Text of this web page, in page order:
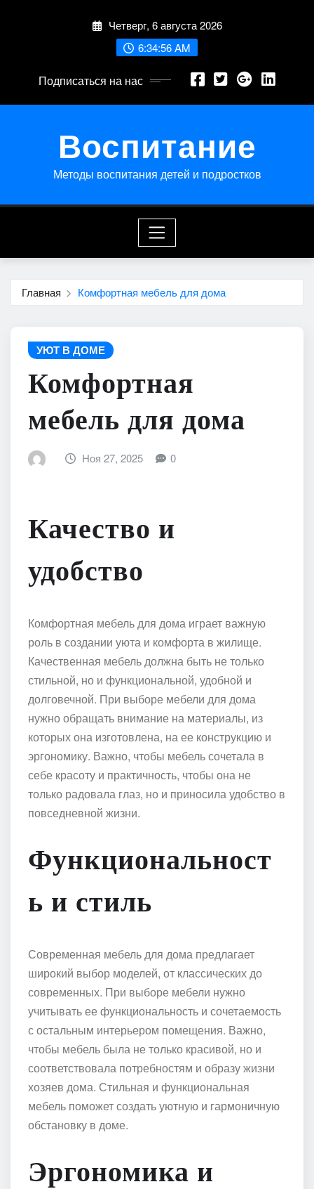
Четверг, 6 августа 2026
6:34:56 AM
Подписаться на нас
Воспитание
Методы воспитания детей и подростков
Главная Комфортная мебель для дома
УЮТ В ДОМЕ
Комфортная
мебель для дома
Ноя 27, 2025 0
Качество и
удобство
Комфортная мебель для дома играет важную
роль в создании уюта и комфорта в жилище.
Качественная мебель должна быть не только
стильной, но и функциональной, удобной и
долговечной. При выборе мебели для дома
нужно обращать внимание на материалы, из
которых она изготовлена, на ее конструкцию и
эргономику. Важно, чтобы мебель сочетала в
себе красоту и практичность, чтобы она не
только радовала глаз, но и приносила удобство в
повседневной жизни.
Функциональност
ь и стиль
Современная мебель для дома предлагает
широкий выбор моделей, от классических до
современных. При выборе мебели нужно
учитывать ее функциональность и сочетаемость
с остальным интерьером помещения. Важно,
чтобы мебель была не только красивой, но и
соответствовала потребностям и образу жизни
хозяев дома. Стильная и функциональная
мебель поможет создать уютную и гармоничную
обстановку в доме.
Эргономика и